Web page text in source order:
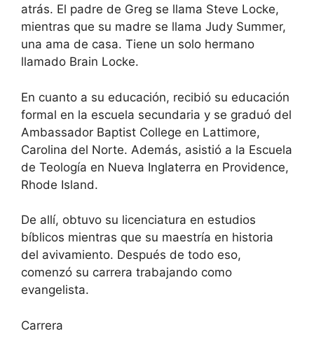
atrás. El padre de Greg se llama Steve Locke,
mientras que su madre se llama Judy Summer,
una ama de casa. Tiene un solo hermano
llamado Brain Locke.
En cuanto a su educación, recibió su educación
formal en la escuela secundaria y se graduó del
Ambassador Baptist College en Lattimore,
Carolina del Norte. Además, asistió a la Escuela
de Teología en Nueva Inglaterra en Providence,
Rhode Island.
De allí, obtuvo su licenciatura en estudios
bíblicos mientras que su maestría en historia
del avivamiento. Después de todo eso,
comenzó su carrera trabajando como
evangelista.
Carrera